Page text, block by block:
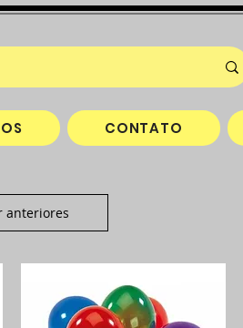
CONTATO
anteriores